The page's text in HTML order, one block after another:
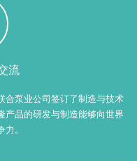
流
合泵业公司签订了制造与技术
产品的研发与制造能够向世界
。